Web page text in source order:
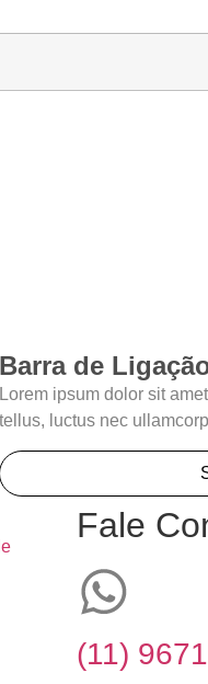
Barra de
Lorem ipsum dolor sit
tellus, luctus nec
Fale
(11)